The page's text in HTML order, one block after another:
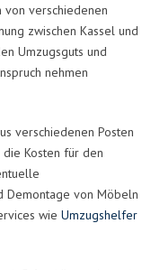
von verschiedenen
zwischen Kassel und
Umzugsguts und
nehmen
verschiedenen Posten
Kosten für den
Demontage von Möbeln
wie Umzugshelfer